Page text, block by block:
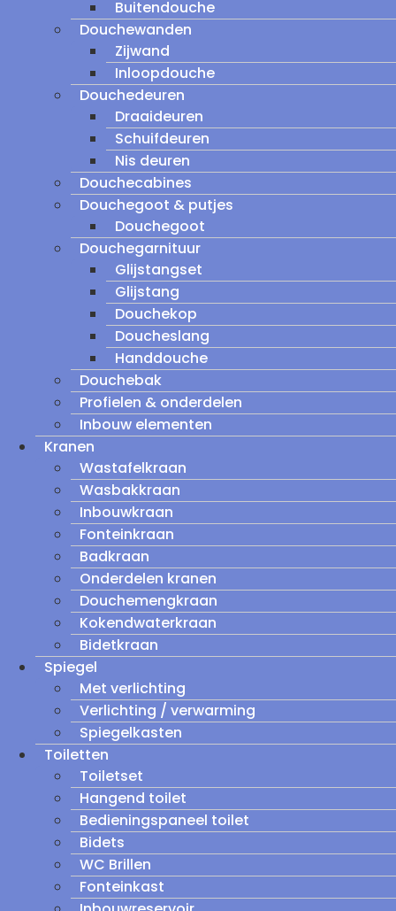
Buitendouche
Douchewanden
Zijwand
Inloopdouche
Douchedeuren
Draaideuren
Schuifdeuren
Nis deuren
Douchecabines
Douchegoot & putjes
Douchegoot
Douchegarnituur
Glijstangset
Glijstang
Douchekop
Doucheslang
Handdouche
Douchebak
Profielen & onderdelen
Inbouw elementen
Kranen
Wastafelkraan
Wasbakkraan
Inbouwkraan
Fonteinkraan
Badkraan
Onderdelen kranen
Douchemengkraan
Kokendwaterkraan
Bidetkraan
Spiegel
Met verlichting
Verlichting / verwarming
Spiegelkasten
Toiletten
Toiletset
Hangend toilet
Bedieningspaneel toilet
Bidets
WC Brillen
Fonteinkast